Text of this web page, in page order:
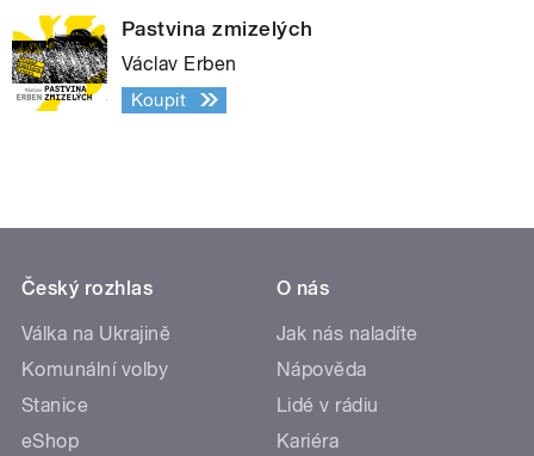
Pastvina zmizelých
Václav Erben
Koupit
Český rozhlas
Válka na Ukrajině
Komunální volby
Stanice
eShop
O nás
Jak nás naladíte
Nápověda
Lidé v rádiu
Kariéra